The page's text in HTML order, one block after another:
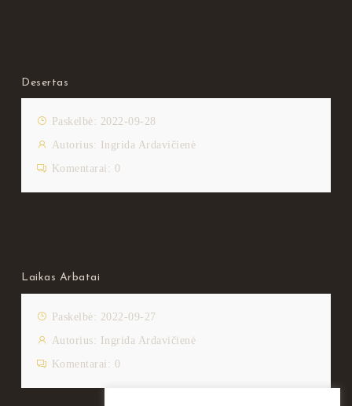
Desertas
Paskelbė: 2022-09-28
Autorius: Ingrida Ardavičienė
Komentarai: 0
Laikas Arbatai
Paskelbė: 2022-09-27
Autorius: Ingrida Ardavičienė
Komentarai: 0